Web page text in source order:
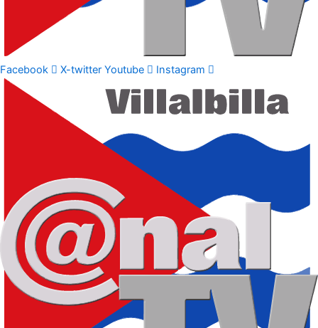
Facebook X-twitter Youtube Instagram